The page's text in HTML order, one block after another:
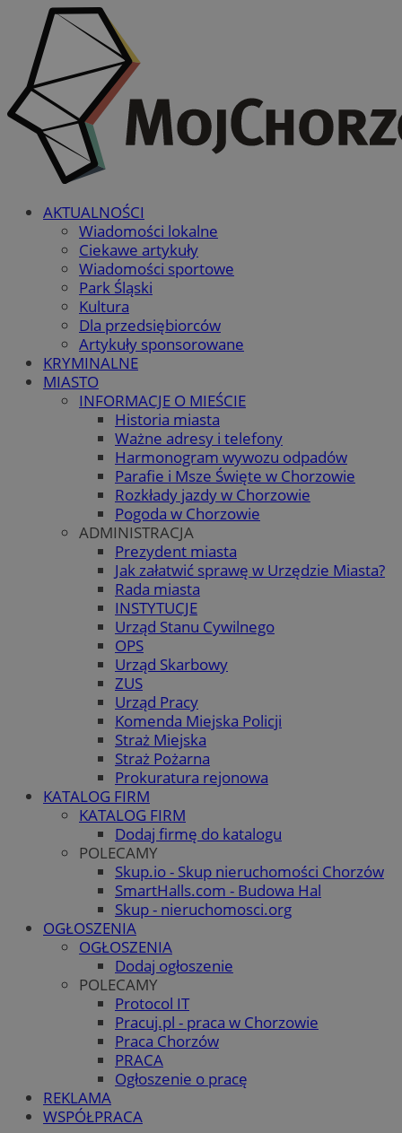
AKTUALNOŚCI
Wiadomości lokalne
Ciekawe artykuły
Wiadomości sportowe
Park Śląski
Kultura
Dla przedsiębiorców
Artykuły sponsorowane
KRYMINALNE
MIASTO
INFORMACJE O MIEŚCIE
Historia miasta
Ważne adresy i telefony
Harmonogram wywozu odpadów
Parafie i Msze Święte w Chorzowie
Rozkłady jazdy w Chorzowie
Pogoda w Chorzowie
ADMINISTRACJA
Prezydent miasta
Jak załatwić sprawę w Urzędzie Miasta?
Rada miasta
INSTYTUCJE
Urząd Stanu Cywilnego
OPS
Urząd Skarbowy
ZUS
Urząd Pracy
Komenda Miejska Policji
Straż Miejska
Straż Pożarna
Prokuratura rejonowa
KATALOG FIRM
KATALOG FIRM
Dodaj firmę do katalogu
POLECAMY
Skup.io - Skup nieruchomości Chorzów
SmartHalls.com - Budowa Hal
Skup - nieruchomosci.org
OGŁOSZENIA
OGŁOSZENIA
Dodaj ogłoszenie
POLECAMY
Protocol IT
Pracuj.pl - praca w Chorzowie
Praca Chorzów
PRACA
Ogłoszenie o pracę
REKLAMA
WSPÓŁPRACA